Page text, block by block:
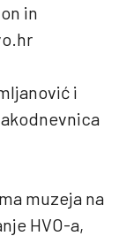
in
i
muzeja na
HVO-a,